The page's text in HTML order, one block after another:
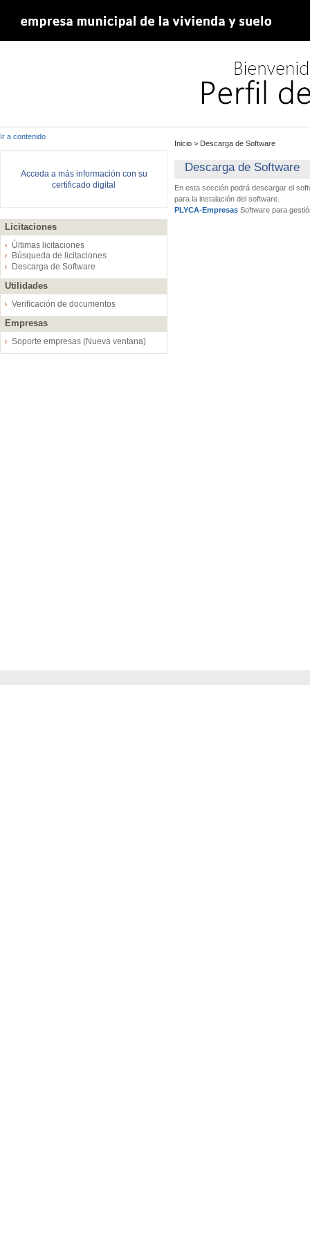
Ir a contenido
Acceda a más información con su
certificado digital
Licitaciones
Últimas licitaciones
Búsqueda de licitaciones
Descarga de Software
Utilidades
Verificación de documentos
Empresas
Soporte empresas (Nueva ventana)
Inicio > Descarga de Software
Descarga de Software
En esta sección podrá descargar el
para la instalación del software.
PLYCA-Empresas Software para